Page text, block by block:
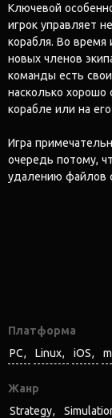
Ключевой
игрок управляет
корабля. Во время
новых членов
команды есть
насколько хорошо
корабле или на
Игра
очередь потому,
удалению файлов
Платформа
PC
Linux iOS
Жанр
Strategy